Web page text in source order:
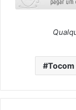
Tocom